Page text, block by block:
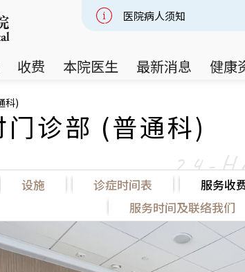
医院病人须知
收费 本院医生 最新消息 健康
科)
门诊部 (普通科)
24-
诊症时间表
设施 诊症时间表 服务收
服务时间及联络我们